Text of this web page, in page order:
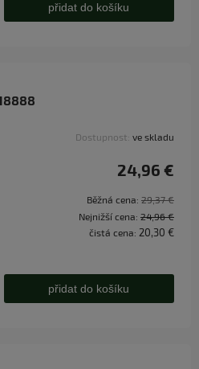
přidat do košíku
Dostupnost: ve skladu
24,96 €
Běžná cena: 29,37 €
Nejnižší cena: 24,96 €
čistá cena: 20,30 €
přidat do košíku